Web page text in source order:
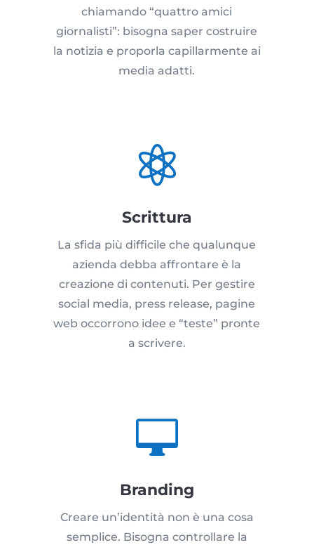
chiamando “quattro amici
giornalisti”: bisogna saper costruire
la notizia e proporla capillarmente ai
media adatti.

Scrittura
La sfida più difficile che qualunque
azienda debba affrontare è la
creazione di contenuti. Per gestire
social media, press release, pagine
web occorrono idee e “teste” pronte
a scrivere.

Branding
Creare un’identità non è una cosa
semplice. Bisogna controllare la